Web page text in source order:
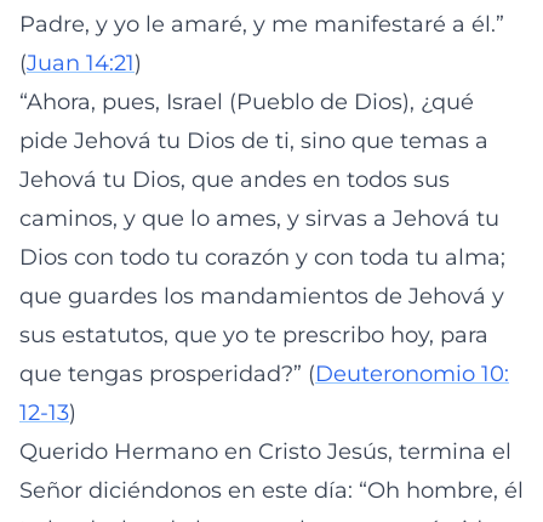
Padre, y yo le amaré, y me manifestaré a él.”
(Juan 14:21)
“Ahora, pues, Israel (Pueblo de Dios), ¿qué
pide Jehová tu Dios de ti, sino que temas a
Jehová tu Dios, que andes en todos sus
caminos, y que lo ames, y sirvas a Jehová tu
Dios con todo tu corazón y con toda tu alma;
que guardes los mandamientos de Jehová y
sus estatutos, que yo te prescribo hoy, para
que tengas prosperidad?” (Deuteronomio 10:
12-13)
Querido Hermano en Cristo Jesús, termina el
Señor diciéndonos en este día: “Oh hombre, él